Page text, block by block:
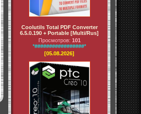
Coolutils Total PDF Converter
6.5.0.190 + Portable [Multi/Rus]
Просмотров: 101
*#################*
[05.08.2026]